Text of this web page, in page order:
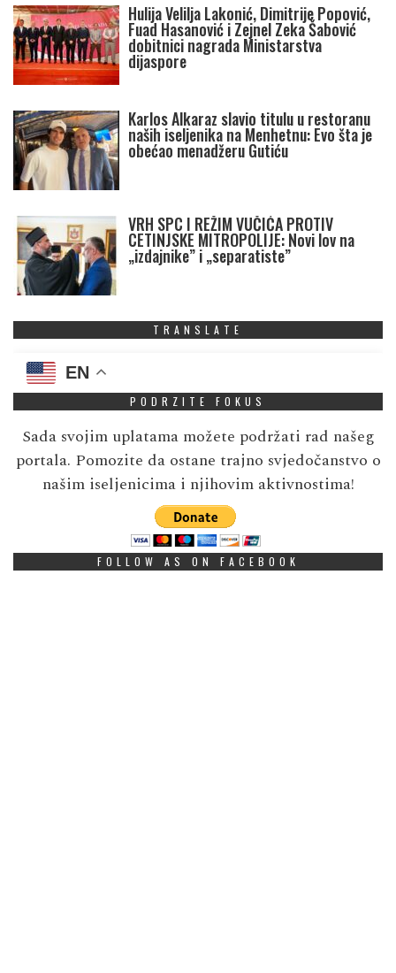
Hulija Velilja Lakonić, Dimitrije Popović,
Fuad Hasanović i Zejnel Zeka Šabović
dobitnici nagrada Ministarstva
dijaspore
Karlos Alkaraz slavio titulu u restoranu
naših iseljenika na Menhetnu: Evo šta je
obećao menadžeru Gutiću
VRH SPC I REŽIM VUČIĆA PROTIV
CETINJSKE MITROPOLIJE: Novi lov na
„izdajnike” i „separatiste”
TRANSLATE
EN
PODRZITE FOKUS
Sada svojim uplatama možete podržati rad našeg
portala. Pomozite da ostane trajno svjedočanstvo o
našim iseljenicima i njihovim aktivnostima!
FOLLOW AS ON FACEBOOK